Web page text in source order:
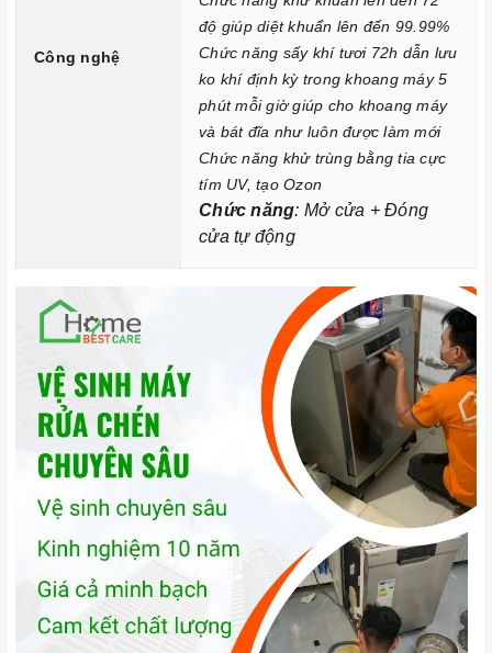
Công nghệ
độ giúp diệt khuẩn lên đến 99.99%
Chức năng sấy khí tươi 72h dẫn lưu
ko khí định kỳ trong khoang máy 5
phút mỗi giờ giúp cho khoang máy
và bát đĩa như luôn được làm mới
Chức năng khử trùng bằng tia cực
tím UV, tạo Ozon
Chức năng: Mở cửa + Đóng
cửa tự động